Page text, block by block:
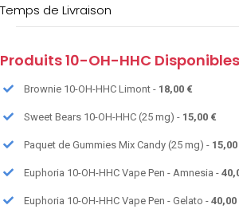
Temps de Livraison
Produits 10-OH-HHC Disponibles
Brownie 10-OH-HHC Limont - 18,00 €
Sweet Bears 10-OH-HHC (25 mg) - 15,00 €
Paquet de Gummies Mix Candy (25 mg) -
Euphoria 10-OH-HHC Vape Pen - Amnesia -
Euphoria 10-OH-HHC Vape Pen - Gelato - 40,00